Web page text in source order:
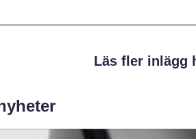
Läs fler inlägg